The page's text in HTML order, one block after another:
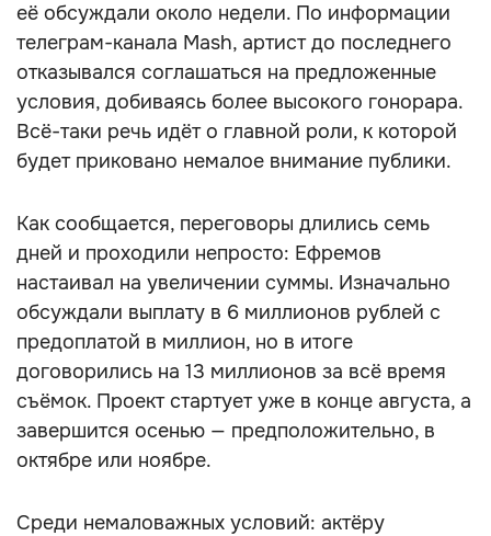
её обсуждали около недели. По информации
телеграм-канала Mash, артист до последнего
отказывался соглашаться на предложенные
условия, добиваясь более высокого гонорара.
Всё-таки речь идёт о главной роли, к которой
будет приковано немалое внимание публики.
Как сообщается, переговоры длились семь
дней и проходили непросто: Ефремов
настаивал на увеличении суммы. Изначально
обсуждали выплату в 6 миллионов рублей с
предоплатой в миллион, но в итоге
договорились на 13 миллионов за всё время
съёмок. Проект стартует уже в конце августа, а
завершится осенью — предположительно, в
октябре или ноябре.
Среди немаловажных условий: актёру